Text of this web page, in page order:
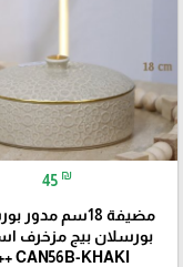
45 ₪
مضيفة 18سم مدور
بورسلان بيج مزخرف
CAN56B-KHAKI ++و